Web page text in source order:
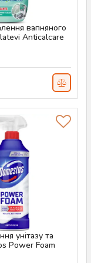
вапняного
Anticalcare
750 мл
унітазу та
Power Foam
г